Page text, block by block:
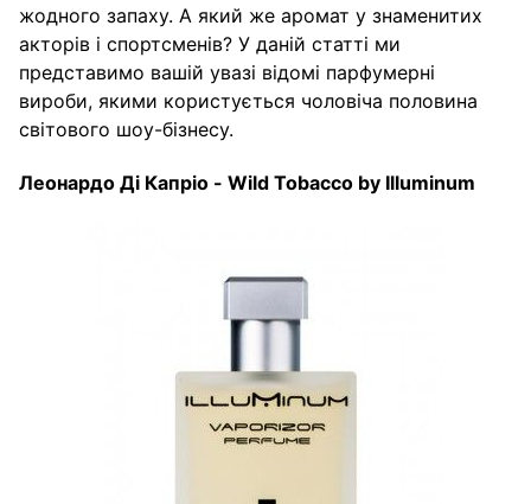
жодного запаху. А який же аромат у знаменитих
акторів і спортсменів? У даній статті ми
представимо вашій увазі відомі парфумерні
вироби, якими користується чоловіча половина
світового шоу-бізнесу.
Леонардо Ді Капріо - Wild Tobacco by Illuminum